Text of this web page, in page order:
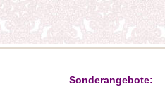
Sonderangebote: